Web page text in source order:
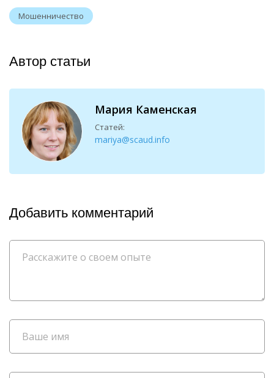
Мошенничество
Автор статьи
Мария Каменская
Статей:
mariya@scaud.info
Добавить комментарий